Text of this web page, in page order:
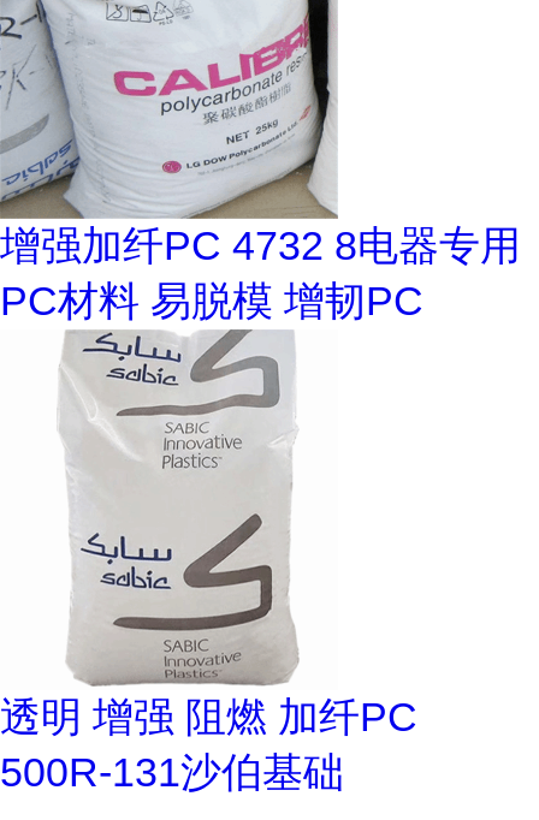
增强加纤PC 4732 8电器专用
PC材料 易脱模 增韧PC
透明 增强 阻燃 加纤PC
500R-131沙伯基础